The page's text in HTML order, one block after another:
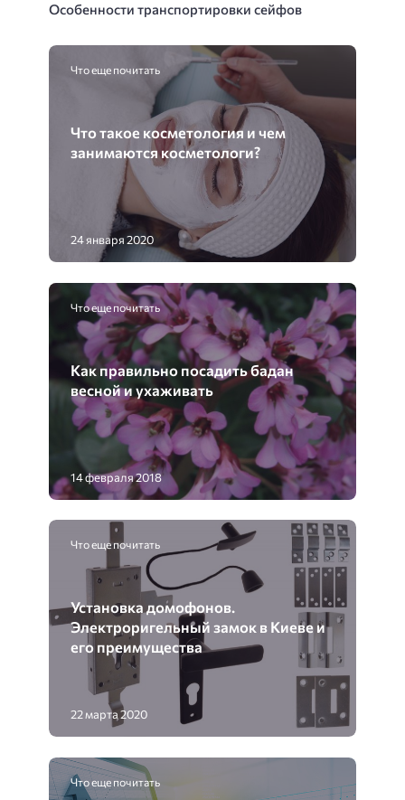
Особенности транспортировки сейфов
Что еще почитать
Что такое косметология и чем
занимаются косметологи?
24 января 2020
Что еще почитать
Как правильно посадить бадан
весной и ухаживать
14 февраля 2018
Что еще почитать
Установка домофонов.
Электроригельный замок в Киеве и
его преимущества
22 марта 2020
Что еще почитать